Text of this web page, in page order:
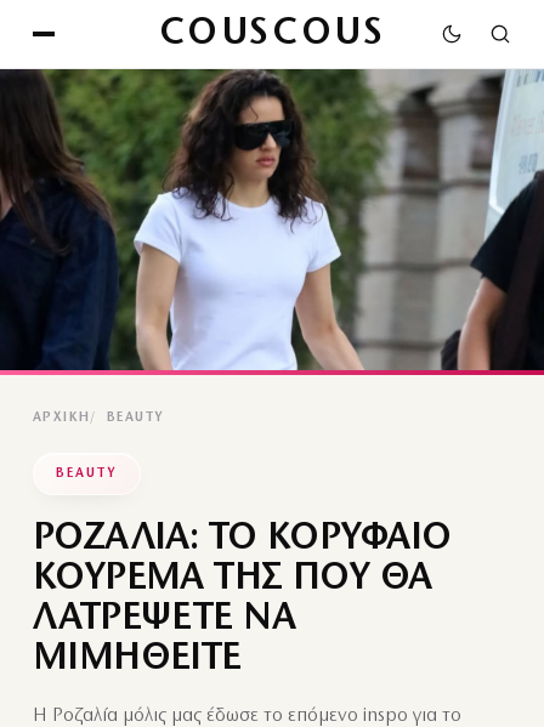
COUSCOUS
ΑΡΧΙΚΉ BEAUTY
BEAUTY
ΡΟΖΑΛΙΑ: ΤΟ ΚΟΡΥΦΑΙΟ
ΚΟΥΡΕΜΑ ΤΗΣ ΠΟΥ ΘΑ
ΛΑΤΡΕΨΕΤΕ ΝΑ
ΜΙΜΗΘΕΙΤΕ
Η Ροζαλία μόλις μας έδωσε το επόμενο inspo για το